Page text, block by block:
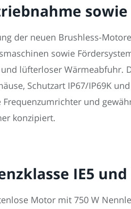
der neuen Brushless-
sowie
lüfterloser Wärmeabfuhr.
Schutzart IP67/IP69K
Frequenzumrichter und
konzipiert.
IE5
Motor mit 750 W